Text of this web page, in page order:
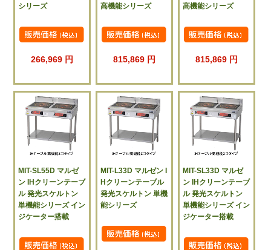
シリーズ
266,969 円
高機能シリーズ
815,869 円
高機能シリーズ
815,869 円
MIT-SL55D マルゼ
ン IHクリーンテーブ
ル 発光スケルトン
単機能シリーズ イン
ジケーター搭載
MIT-L33D マルゼン I
Hクリーンテーブル
発光スケルトン 単機
能シリーズ
MIT-SL33D マルゼ
ン IHクリーンテーブ
ル 発光スケルトン
単機能シリーズ イン
ジケーター搭載